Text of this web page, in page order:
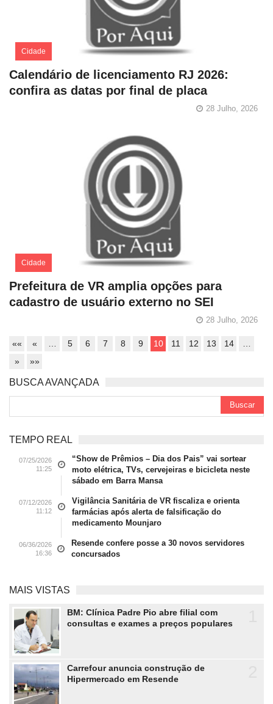
Cidade
Calendário de licenciamento RJ 2026:
confira as datas por final de placa
28 Julho, 2026
Cidade
Prefeitura de VR amplia opções para
cadastro de usuário externo no SEI
28 Julho, 2026
«« « 5 6 7 8 9 10 11 12 13 14
»
»»
BUSCA AVANÇADA
TEMPO REAL
07/25/2026
11:25
“Show de Prêmios – Dia dos Pais” vai sortear
moto elétrica, TVs, cervejeiras e bicicleta neste
sábado em Barra Mansa
07/12/2026
11:12
Vigilância Sanitária de VR fiscaliza e orienta
farmácias após alerta de falsificação do
medicamento Mounjaro
06/36/2026
16:36
Resende confere posse a 30 novos servidores
concursados
MAIS VISTAS
BM: Clínica Padre Pio abre filial com
consultas e exames a preços populares
Carrefour anuncia construção de
Hipermercado em Resende